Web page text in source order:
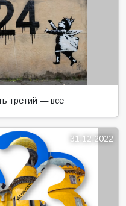
третий — всё
31.12.2022